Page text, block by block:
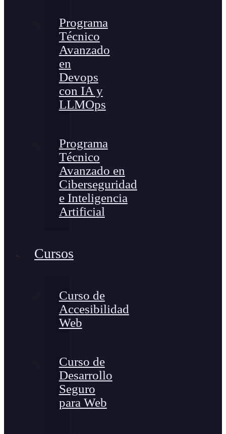
Programa
Técnico
Avanzado
en
Devops
con IA y
LLMOps
Programa
Técnico
Avanzado en
Ciberseguridad
e Inteligencia
Artificial
Cursos
Curso de
Accesibilidad
Web
Curso de
Desarrollo
Seguro
para Web